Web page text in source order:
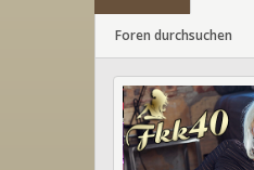
Foren durchsuchen